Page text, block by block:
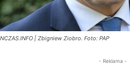
NCZAS.INFO | Zbigniew Ziobro. Foto: PAP
- Reklama -